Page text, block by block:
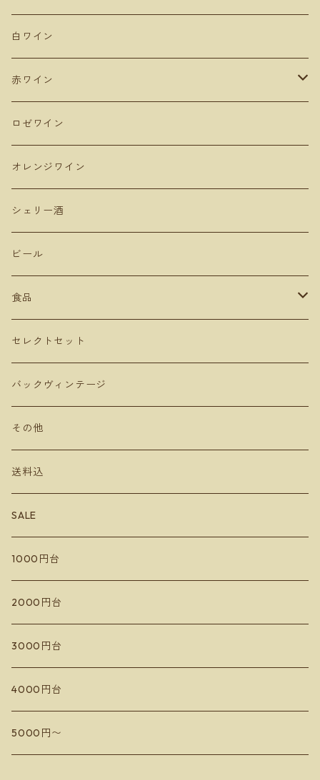
マドリード
シエラ・デ・グレドス
Uvas Felices COMANDO G
アラゴン
ムルシア
De Montille & Hokkaido ドモンティーユ
Lowbrow Craft
リタファーム&ワイナリー
千歳ワイナリー
宮本ヴィンヤード
10R Winery
イレンカ
蘭越いとう農園
サンマモルワイナリー
新潟
ドメーヌショオ
カーブドッチ
山形
タケダワイナリー
長野
マンズワイン 小諸ワイナリー
テールドシエル
ルナピエナ
アビーズバインズ
Les Vins Debrouillards
Sail the ship vineyard
小嶋屋
山梨
ドメーヌヒデ
くらむぼん
岡山
コルトラーダ
大分
安心院ワイナリー
白ワイン
赤ワイン
ピノ・ノワール
ガルナッチャ グルナッシュ
メルロー
プルサール
カベルネソービニョン
カベルネフラン
ロゼワイン
オレンジワイン
シェリー酒
ビール
食品
オリーブオイル
ビネガー
チーズ
セレクトセット
バックヴィンテージ
その他
送料込
SALE
1000円台
2000円台
3000円台
4000円台
5000円〜